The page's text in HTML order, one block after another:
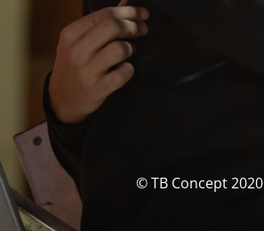
© TB Concept 2020